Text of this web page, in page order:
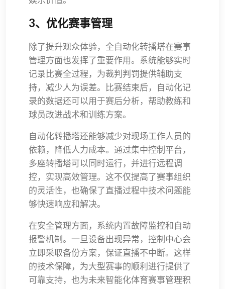
3、优化赛事管理
除了提升观众体验，全自动化转播塔在赛事
管理方面也发挥了重要作用。系统能够实时
记录比赛全过程，为裁判判罚提供辅助支
持，减少人为误差。比赛结束后，自动化记
录的数据还可以用于赛后分析，帮助教练和
球员改进战术和训练方案。
自动化转播塔还能够减少对现场工作人员的
依赖，降低人力成本。通过集中控制平台，
多座转播塔可以同时运行，并进行远程调
控，实现高效管理。这不仅提高了赛事组织
的灵活性，也确保了直播过程中技术问题能
够快速响应和解决。
在安全管理方面，系统内置故障监控和自动
报警机制。一旦设备出现异常，控制中心会
立即采取备份方案，保证直播不中断。这样
的技术保障，为大型赛事的顺利进行提供了
可靠支持，也为未来智能化体育赛事管理积